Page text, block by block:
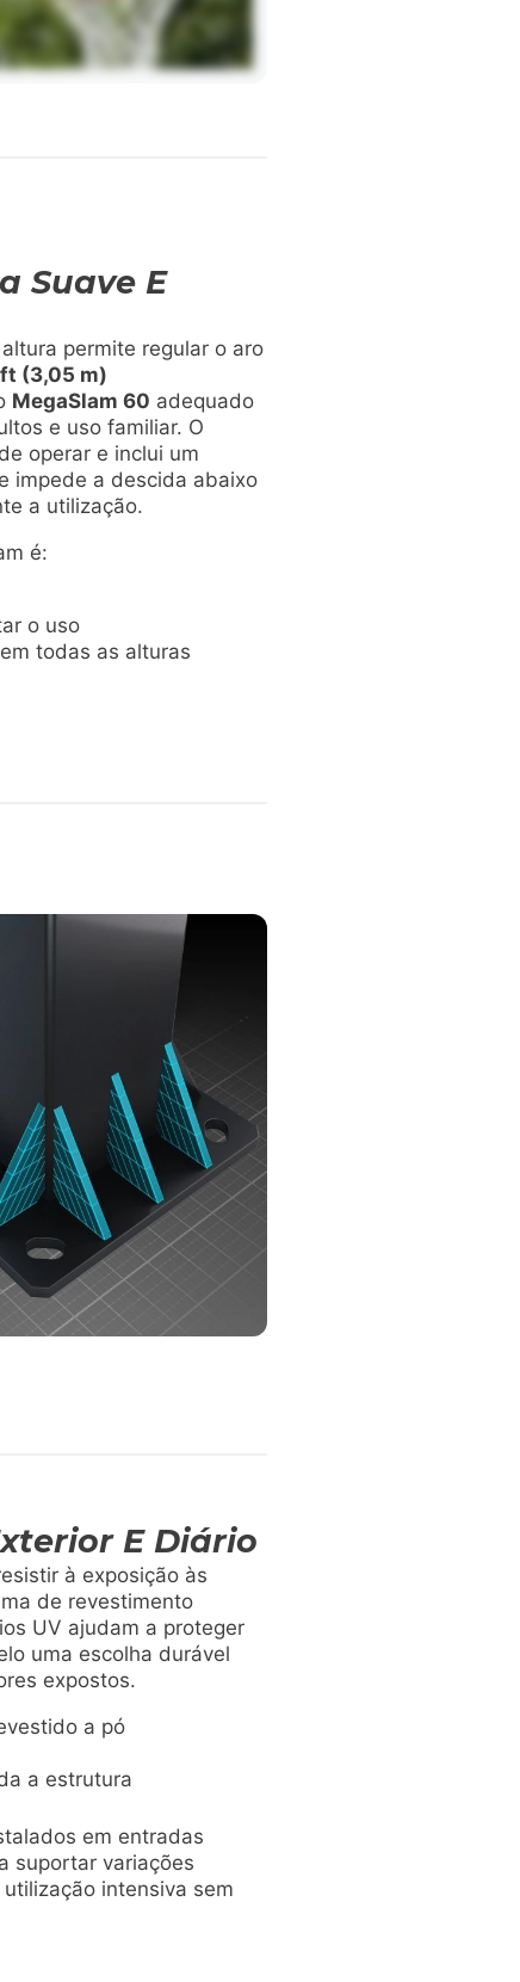
Suave E
permite regular o aro
(3,05 m)
MegaSlam 60 adequado
e uso familiar. O
operar e inclui um
impede a descida abaixo
a utilização.
é:
o uso
todas as alturas
E Diário
à exposição às
de revestimento
UV ajudam a proteger
uma escolha durável
expostos.
a pó
a estrutura
em entradas
suportar variações
intensiva sem